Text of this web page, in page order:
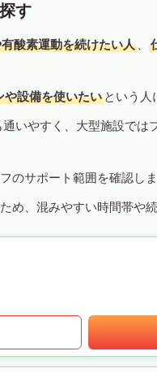
す
酸素運動を続けたい人 、
や設備を使いたい という人
いやすく、大型施設では
のサポート範囲を確認しま
め、混みやすい時間帯や